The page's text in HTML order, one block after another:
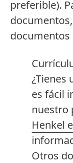
preferible).
¿Tienes
es fácil
nuestro
Henkel
Otros